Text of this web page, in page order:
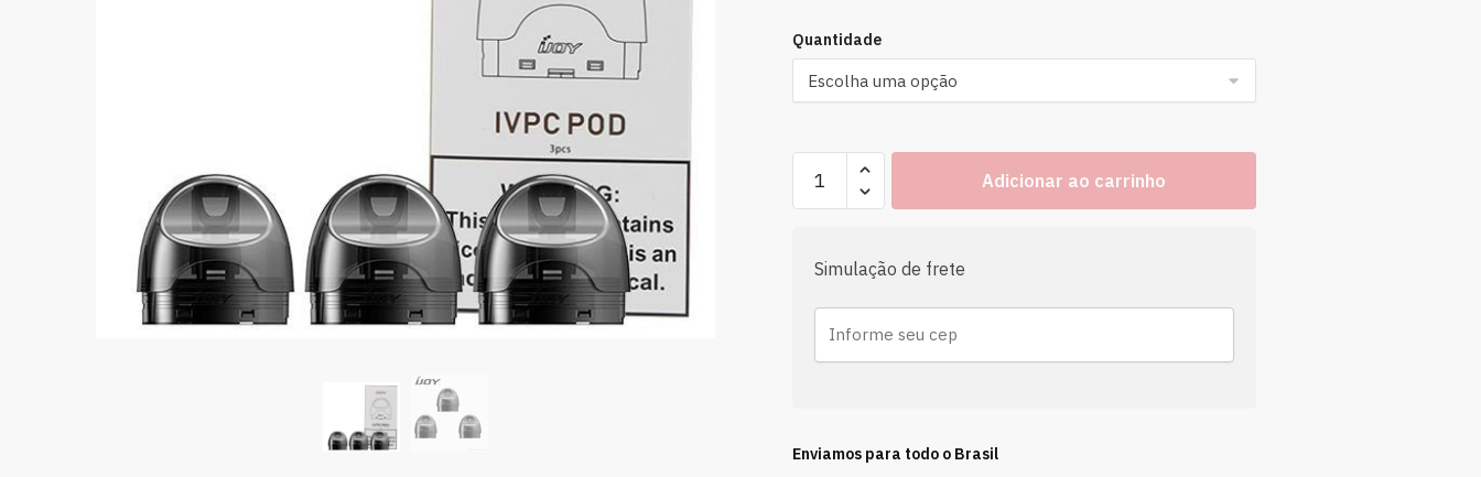
Quantidade
Adicionar ao carrinho
Simulação de frete
Enviamos para todo o Brasil